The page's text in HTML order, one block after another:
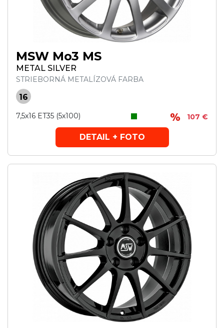
MSW Mo3 MS
METAL SILVER
STRIEBORNÁ METALÍZOVÁ FARBA
16
7,5x16 ET35 (5x100) 107 €
DETAIL + FOTO